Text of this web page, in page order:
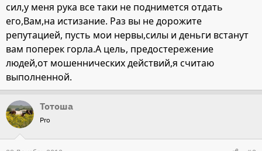
сил,у меня рука все таки не поднимется отдать
его,Вам,на истизание. Раз вы не дорожите
репутацией, пусть мои нервы,силы и деньги встанут
вам поперек горла.А цель, предостережение
людей,от мошеннических действий,я считаю
выполненной.
Тотоша
Pro